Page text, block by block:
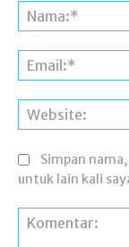
Simpan
untuk lain kali